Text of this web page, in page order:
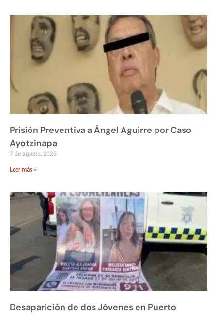
Prisión Preventiva a Ángel Aguirre por Caso
Ayotzinapa
7 de agosto, 2026
Leer más »
Desaparición de dos Jóvenes en Puerto